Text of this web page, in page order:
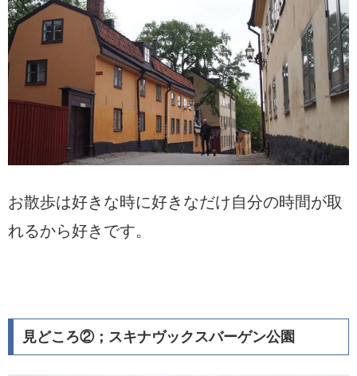
お散歩は好きな時に好きなだけ自分の時間が取
れるから好きです。
見どころ②；スキナヴックスバーゲン公園